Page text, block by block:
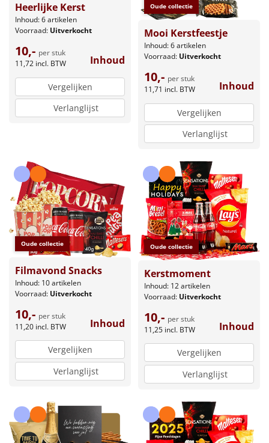
Heerlijke Kerst
Inhoud: 6 artikelen
Voorraad: Uitverkocht
10,- per stuk
11,72 incl. BTW Inhoud
Vergelijken
Verlanglijst
Oude collectie
Mooi Kerstfeestje
Inhoud: 6 artikelen
Voorraad: Uitverkocht
10,- per stuk
11,71 incl. BTW Inhoud
Vergelijken
Verlanglijst
Oude collectie
Filmavond Snacks
Inhoud: 10 artikelen
Voorraad: Uitverkocht
10,- per stuk
11,20 incl. BTW Inhoud
Vergelijken
Verlanglijst
Oude collectie
Kerstmoment
Inhoud: 12 artikelen
Voorraad: Uitverkocht
10,- per stuk
11,25 incl. BTW Inhoud
Vergelijken
Verlanglijst